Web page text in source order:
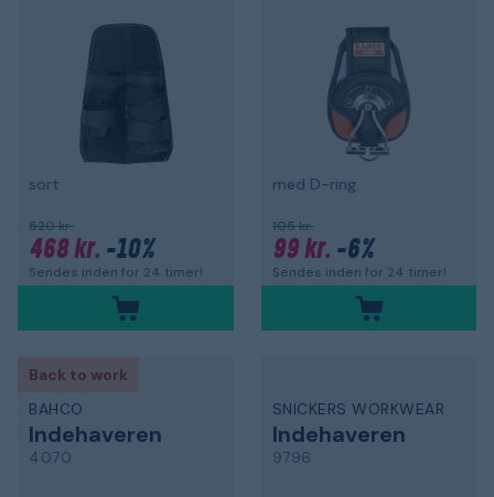
sort
520 kr.
468 kr. -10%
Sendes inden for 24 timer!
med D-ring
105 kr.
99 kr. -6%
Sendes inden for 24 timer!
Back to work
BAHCO
Indehaveren
4070
SNICKERS WORKWEAR
Indehaveren
9796